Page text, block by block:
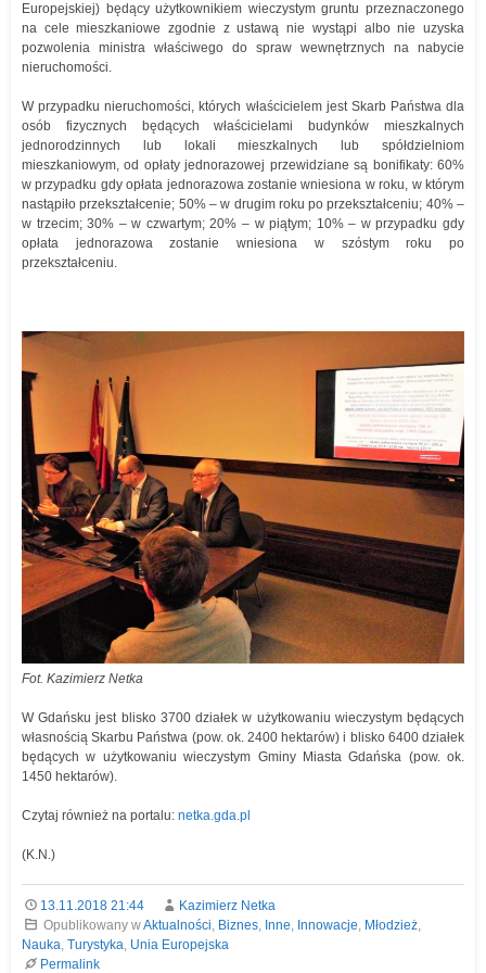
Europejskiej) będący użytkownikiem wieczystym gruntu przeznaczonego
na cele mieszkaniowe zgodnie z ustawą nie wystąpi albo nie uzyska
pozwolenia ministra właściwego do spraw wewnętrznych na nabycie
nieruchomości.
W przypadku nieruchomości, których właścicielem jest Skarb Państwa dla
osób fizycznych będących właścicielami budynków mieszkalnych
jednorodzinnych lub lokali mieszkalnych lub spółdzielniom
mieszkaniowym, od opłaty jednorazowej przewidziane są bonifikaty: 60%
w przypadku gdy opłata jednorazowa zostanie wniesiona w roku, w którym
nastąpiło przekształcenie; 50% – w drugim roku po przekształceniu; 40% –
w trzecim; 30% – w czwartym; 20% – w piątym; 10% – w przypadku gdy
opłata jednorazowa zostanie wniesiona w szóstym roku po
przekształceniu.
Fot. Kazimierz Netka
W Gdańsku jest blisko 3700 działek w użytkowaniu wieczystym będących
własnością Skarbu Państwa (pow. ok. 2400 hektarów) i blisko 6400 działek
będących w użytkowaniu wieczystym Gminy Miasta Gdańska (pow. ok.
1450 hektarów).
Czytaj również na portalu: netka.gda.pl
(K.N.)
13.11.2018 21:44
Kazimierz Netka
Opublikowany wAktualności, Biznes, Inne, Innowacje, Młodzież,
Nauka, Turystyka, Unia Europejska
Permalink